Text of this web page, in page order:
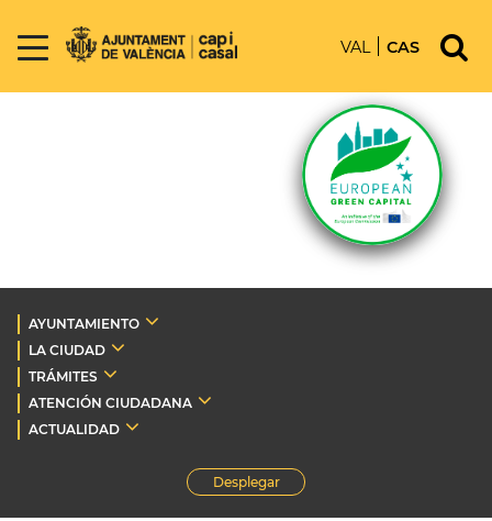
VAL CAS
AYUNTAMIENTO
LA CIUDAD
TRÁMITES
ATENCIÓN CIUDADANA
ACTUALIDAD
Desplegar